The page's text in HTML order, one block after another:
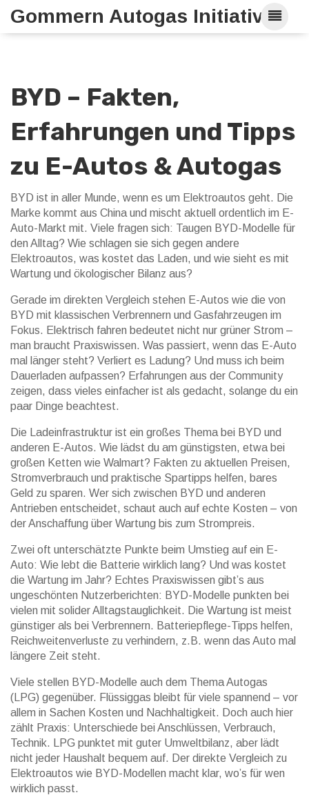
Gommern Autogas Initiative
BYD – Fakten,
Erfahrungen und Tipps
zu E-Autos & Autogas
BYD ist in aller Munde, wenn es um Elektroautos geht. Die
Marke kommt aus China und mischt aktuell ordentlich im E-
Auto-Markt mit. Viele fragen sich: Taugen BYD-Modelle für
den Alltag? Wie schlagen sie sich gegen andere
Elektroautos, was kostet das Laden, und wie sieht es mit
Wartung und ökologischer Bilanz aus?
Gerade im direkten Vergleich stehen E-Autos wie die von
BYD mit klassischen Verbrennern und Gasfahrzeugen im
Fokus. Elektrisch fahren bedeutet nicht nur grüner Strom –
man braucht Praxiswissen. Was passiert, wenn das E-Auto
mal länger steht? Verliert es Ladung? Und muss ich beim
Dauerladen aufpassen? Erfahrungen aus der Community
zeigen, dass vieles einfacher ist als gedacht, solange du ein
paar Dinge beachtest.
Die Ladeinfrastruktur ist ein großes Thema bei BYD und
anderen E-Autos. Wie lädst du am günstigsten, etwa bei
großen Ketten wie Walmart? Fakten zu aktuellen Preisen,
Stromverbrauch und praktische Spartipps helfen, bares
Geld zu sparen. Wer sich zwischen BYD und anderen
Antrieben entscheidet, schaut auch auf echte Kosten – von
der Anschaffung über Wartung bis zum Strompreis.
Zwei oft unterschätzte Punkte beim Umstieg auf ein E-
Auto: Wie lebt die Batterie wirklich lang? Und was kostet
die Wartung im Jahr? Echtes Praxiswissen gibt’s aus
ungeschönten Nutzerberichten: BYD-Modelle punkten bei
vielen mit solider Alltagstauglichkeit. Die Wartung ist meist
günstiger als bei Verbrennern. Batteriepflege-Tipps helfen,
Reichweitenverluste zu verhindern, z.B. wenn das Auto mal
längere Zeit steht.
Viele stellen BYD-Modelle auch dem Thema Autogas
(LPG) gegenüber. Flüssiggas bleibt für viele spannend – vor
allem in Sachen Kosten und Nachhaltigkeit. Doch auch hier
zählt Praxis: Unterschiede bei Anschlüssen, Verbrauch,
Technik. LPG punktet mit guter Umweltbilanz, aber lädt
nicht jeder Haushalt bequem auf. Der direkte Vergleich zu
Elektroautos wie BYD-Modellen macht klar, wo’s für wen
wirklich passt.